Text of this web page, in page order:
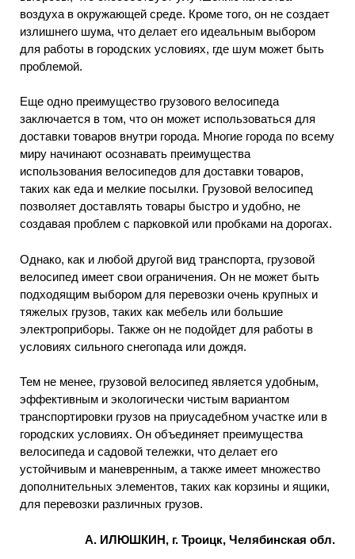
воздуха в окружающей среде. Кроме того, он не создает
излишнего шума, что делает его идеальным выбором
для работы в городских условиях, где шум может быть
проблемой.
Еще одно преимущество грузового велосипеда
заключается в том, что он может использоваться для
доставки товаров внутри города. Многие города по всему
миру начинают осознавать преимущества
использования велосипедов для доставки товаров,
таких как еда и мелкие посылки. Грузовой велосипед
позволяет доставлять товары быстро и удобно, не
создавая проблем с парковкой или пробками на дорогах.
Однако, как и любой другой вид транспорта, грузовой
велосипед имеет свои ограничения. Он не может быть
подходящим выбором для перевозки очень крупных и
тяжелых грузов, таких как мебель или большие
электроприборы. Также он не подойдет для работы в
условиях сильного снегопада или дождя.
Тем не менее, грузовой велосипед является удобным,
эффективным и экологически чистым вариантом
транспортировки грузов на приусадебном участке или в
городских условиях. Он объединяет преимущества
велосипеда и садовой тележки, что делает его
устойчивым и маневренным, а также имеет множество
дополнительных элементов, таких как корзины и ящики,
для перевозки различных грузов.
А. ИЛЮШКИН, г. Троицк, Челябинская обл.